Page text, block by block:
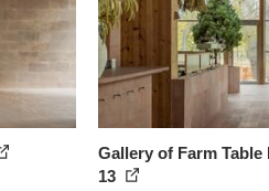
Gallery of Farm
13